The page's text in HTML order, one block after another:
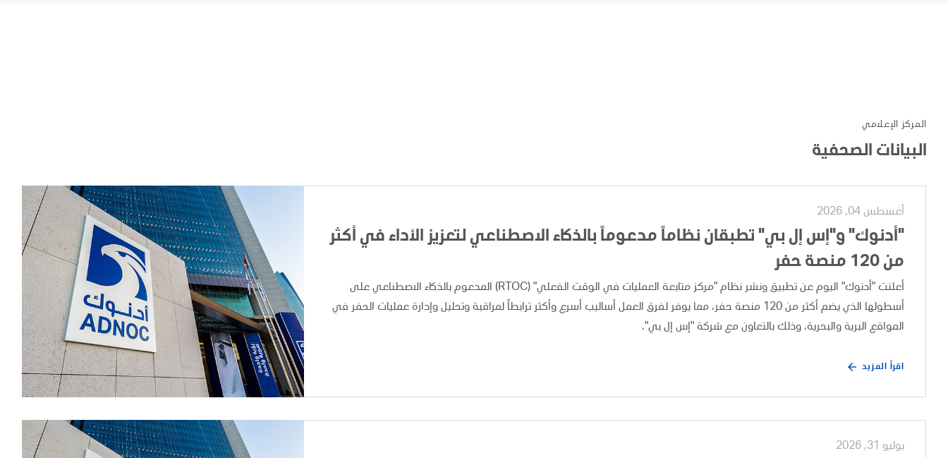
المركز الإعلامي
البيانات الصحفية
أغسطس 04, 2026
"أدنوك" و"إس إل بي" تطبقان نظاماً مدعوماً بالذكاء الاصطناعي لتعزيز الأداء في أكثر
من 120 منصة حفر
أعلنت "أدنوك" اليوم عن تطبيق ونشر نظام "مركز متابعة العمليات في الوقت الفعلي" (RTOC) المدعوم بالذكاء الاصطناعي على
أسطولها الذي يضم أكثر من 120 منصة حفر، مما يوفر لفرق العمل أساليب أسرع وأكثر ترابطاً لمراقبة وتحليل وإدارة عمليات الحفر في
المواقع البرية والبحرية، وذلك بالتعاون مع شركة "إس إل بي".
اقرأ المزيد
يوليو 31, 2026